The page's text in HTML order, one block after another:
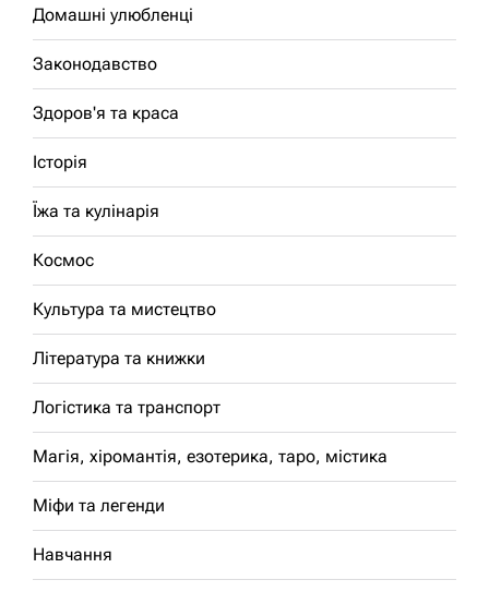
Домашні улюбленці
Законодавство
Здоров'я та краса
Історія
Їжа та кулінарія
Космос
Культура та мистецтво
Література та книжки
Логістика та транспорт
Магія, хіромантія, езотерика, таро, містика
Міфи та легенди
Навчання